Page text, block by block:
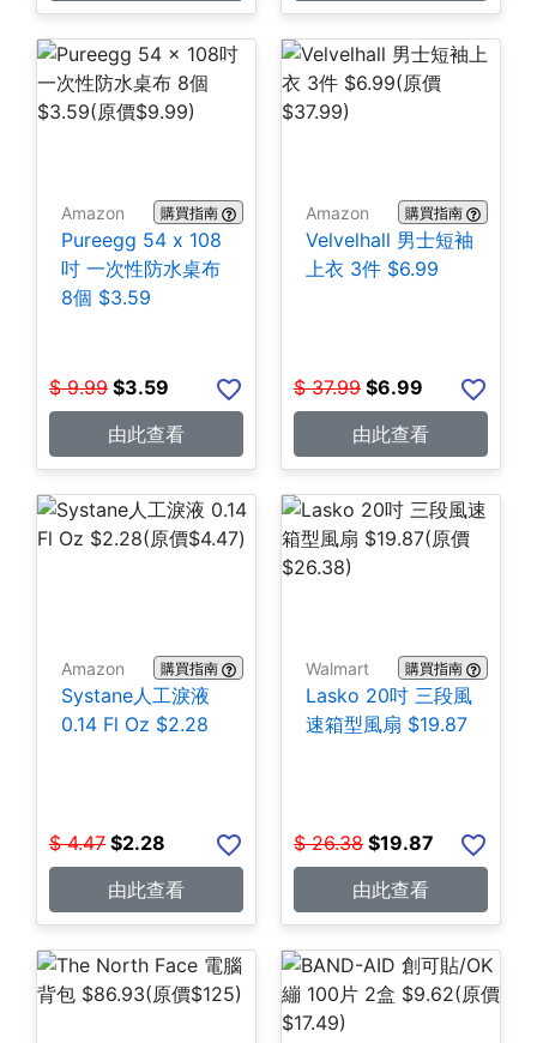
Amazon 購買指南
Pureegg 54 x 108
吋 一次性防水桌布
8個 $3.59
$ 9.99 $3.59
由此查看
Amazon 購買指南
Velvelhall 男士短袖
上衣 3件 $6.99
$ 37.99 $6.99
由此查看
Amazon 購買指南
Systane人工淚液
0.14 Fl Oz $2.28
$ 4.47 $2.28
由此查看
Walmart 購買指南
Lasko 20吋 三段風
速箱型風扇 $19.87
$ 26.38 $19.87
由此查看